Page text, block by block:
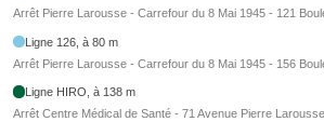
Arrêt Pierre Larousse - Carrefour du 8 Mai 1945 - 121
Ligne 126, à 80 m
Arrêt Pierre Larousse - Carrefour du 8 Mai 1945 - 156
Ligne HIRO, à 138 m
Arrêt Centre Médical de Santé - 71 Avenue Pierre Larousse